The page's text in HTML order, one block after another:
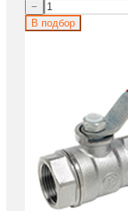
−
В подбор